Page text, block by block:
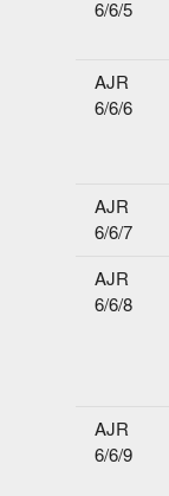
6/6/5
AJR
6/6/6
AJR
6/6/7
AJR
6/6/8
AJR
6/6/9